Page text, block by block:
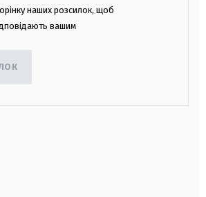
наших розсилок, щоб
вашим